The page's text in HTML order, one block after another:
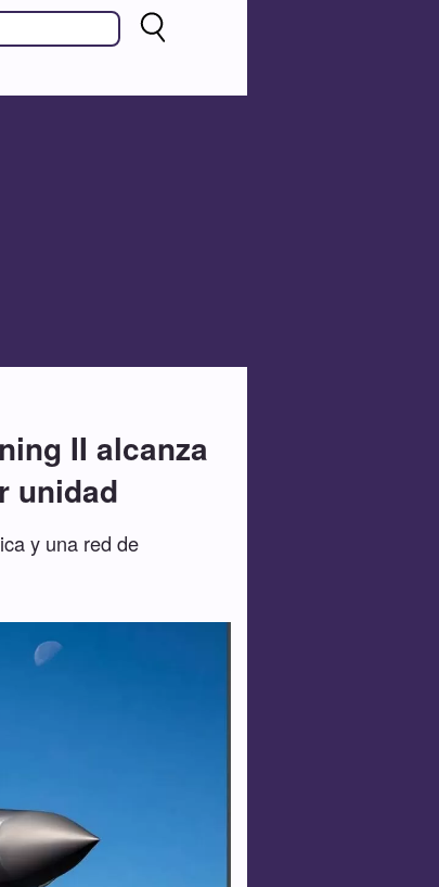
II alcanza
unidad
y una red de